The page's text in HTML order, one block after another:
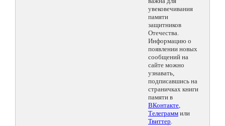
увековечивания
памяти
защитников
Отечества.
Информацию о
появлении новых
сообщений на
сайте можно
узнавать,
подписавшись на
страничках книги
памяти в
ВКонтакте,
Телеграмм или
Твиттер.